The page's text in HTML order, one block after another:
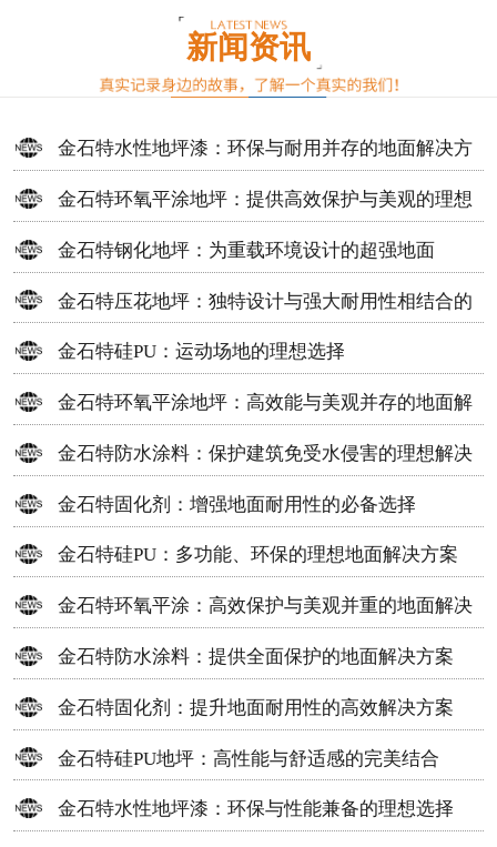
新闻资讯
金石特水性地坪漆：环保与耐用并存的地面解决方
案
金石特环氧平涂地坪：提供高效保护与美观的理想
选择
金石特钢化地坪：为重载环境设计的超强地面
金石特压花地坪：独特设计与强大耐用性相结合的
地面材料
金石特硅PU：运动场地的理想选择
金石特环氧平涂地坪：高效能与美观并存的地面解
决方案
金石特防水涂料：保护建筑免受水侵害的理想解决
方案
金石特固化剂：增强地面耐用性的必备选择
金石特硅PU：多功能、环保的理想地面解决方案
金石特环氧平涂：高效保护与美观并重的地面解决
方案
金石特防水涂料：提供全面保护的地面解决方案
金石特固化剂：提升地面耐用性的高效解决方案
金石特硅PU地坪：高性能与舒适感的完美结合
金石特水性地坪漆：环保与性能兼备的理想选择